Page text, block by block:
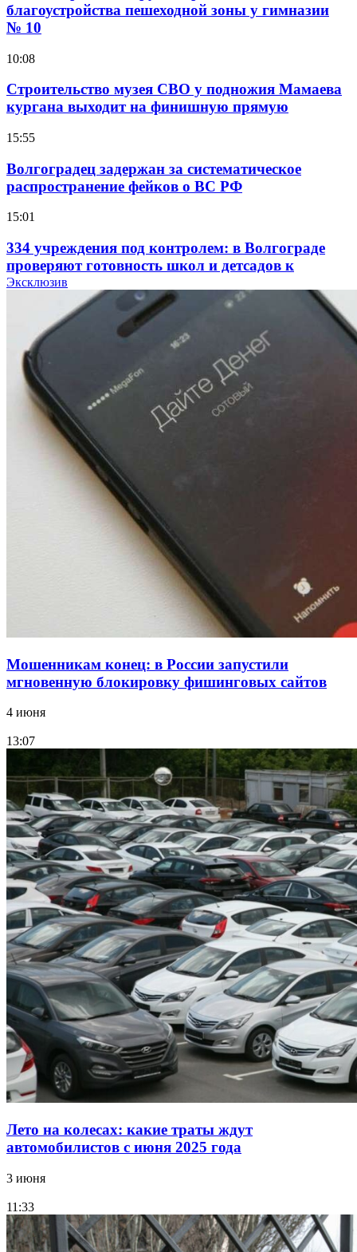
благоустройства пешеходной зоны у гимназии
№ 10
10:08
Строительство музея СВО у подножия Мамаева
кургана выходит на финишную прямую
15:55
Волгоградец задержан за систематическое
распространение фейков о ВС РФ
15:01
334 учреждения под контролем: в Волгограде
проверяют готовность школ и детсадов к
учебному году
Покушение на убийство в Волгограде: девушка
напала на незнакомую женщину с ножом
12:39
Сладкий праздник в Волгограде: в Центральном
парке прошёл фестиваль „Арбузный переполох“
Волгоградские компании нарастили экспорт:
заключены контракты на 3,6 млн долларов
Эксклюзив
Мошенникам конец: в России запустили
мгновенную блокировку фишинговых сайтов
4 июня
13:07
Лето на колесах: какие траты ждут
автомобилистов с июня 2025 года
3 июня
11:33